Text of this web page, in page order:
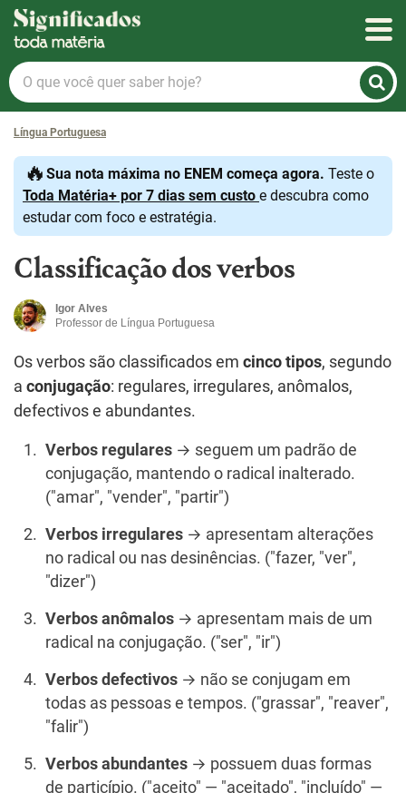
Significados
O
que
você
quer
saber
hoje?
Língua Portuguesa
🔥Sua nota máxima no ENEM começa agora. Teste o
Toda Matéria+ por 7 dias sem custo e descubra como
estudar com foco e estratégia.
Classificação dos verbos
Igor Alves
Professor de Língua Portuguesa
Os verbos são classificados em cinco tipos, segundo
a conjugação: regulares, irregulares, anômalos,
defectivos e abundantes.
Verbos regulares → seguem um padrão de
conjugação, mantendo o radical inalterado.
("amar", "vender", "partir")
Verbos irregulares → apresentam alterações
no radical ou nas desinências. ("fazer, "ver",
"dizer")
Verbos anômalos → apresentam mais de um
radical na conjugação. ("ser", "ir")
Verbos defectivos → não se conjugam em
todas as pessoas e tempos. ("grassar", "reaver",
"falir")
Verbos abundantes → possuem duas formas
de particípio. ("aceito" — "aceitado", "incluído" —